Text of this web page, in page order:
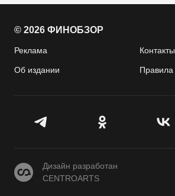
© 2026 ФИНОБЗОР
Реклама Контакты
Об издании Правила
CENTROARTS